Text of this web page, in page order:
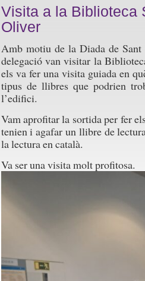
Visita a la Biblioteca
Oliver
Amb motiu de la Diada de
delegació van visitar la
els va fer una visita guiada en
tipus de llibres que podrien
l’edifici.
Vam aprofitar la sortida per fer
tenien i agafar un llibre de
la lectura en català.
Va ser una visita molt profitosa.